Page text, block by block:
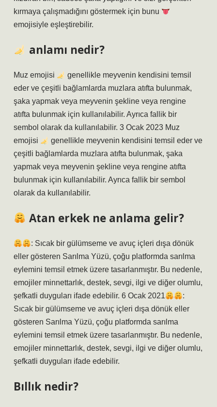
kırmaya çalışmadığını göstermek için bunu
emojisiyle eşleştirebilir.
anlamı nedir?
Muz emojisi
genellikle meyvenin kendisini temsil
eder ve çeşitli bağlamlarda muzlara atıfta bulunmak,
şaka yapmak veya meyvenin şekline veya rengine
atıfta bulunmak için kullanılabilir. Ayrıca fallik bir
sembol olarak da kullanılabilir. 3 Ocak 2023 Muz
emojisi
genellikle meyvenin kendisini temsil eder ve
çeşitli bağlamlarda muzlara atıfta bulunmak, şaka
yapmak veya meyvenin şekline veya rengine atıfta
bulunmak için kullanılabilir. Ayrıca fallik bir sembol
olarak da kullanılabilir.
Atan erkek ne anlama gelir?
: Sıcak bir gülümseme ve avuç içleri dışa dönük
eller gösteren Sarılma Yüzü, çoğu platformda sarılma
eylemini temsil etmek üzere tasarlanmıştır. Bu nedenle,
emojiler minnettarlık, destek, sevgi, ilgi ve diğer olumlu,
şefkatli duyguları ifade edebilir. 6 Ocak 2021
:
Sıcak bir gülümseme ve avuç içleri dışa dönük eller
gösteren Sarılma Yüzü, çoğu platformda sarılma
eylemini temsil etmek üzere tasarlanmıştır. Bu nedenle,
emojiler minnettarlık, destek, sevgi, ilgi ve diğer olumlu,
şefkatli duyguları ifade edebilir.
Bıllık nedir?